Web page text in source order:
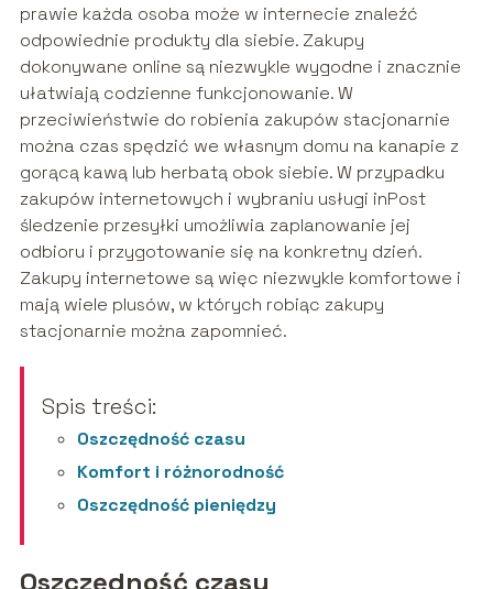
prawie każda osoba może w internecie znaleźć
odpowiednie produkty dla siebie. Zakupy
dokonywane online są niezwykle wygodne i znacznie
ułatwiają codzienne funkcjonowanie. W
przeciwieństwie do robienia zakupów stacjonarnie
można czas spędzić we własnym domu na kanapie z
gorącą kawą lub herbatą obok siebie. W przypadku
zakupów internetowych i wybraniu usługi inPost
śledzenie przesyłki umożliwia zaplanowanie jej
odbioru i przygotowanie się na konkretny dzień.
Zakupy internetowe są więc niezwykle komfortowe i
mają wiele plusów, w których robiąc zakupy
stacjonarnie można zapomnieć.
Spis treści:
Oszczędność czasu
Komfort i różnorodność
Oszczędność pieniędzy
Oszczędność czasu